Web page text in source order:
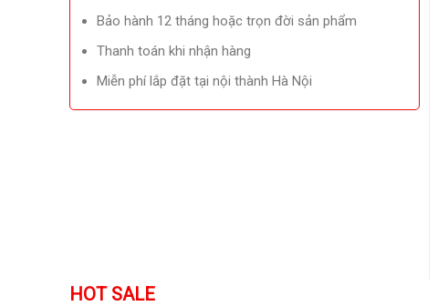
Bảo hành 12 tháng hoặc trọn đời sản phẩm
Thanh toán khi nhận hàng
Miễn phí lắp đặt tại nội thành Hà Nội
HOT SALE